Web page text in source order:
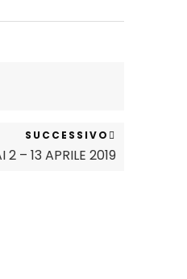
SUCCESSIVO
2 – 13 APRILE 2019